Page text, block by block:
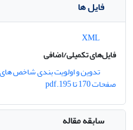
فایل ها
فایل‌های تکمیلی/اضافی
صفحات 170 تا 195.pdf
سابقه مقاله